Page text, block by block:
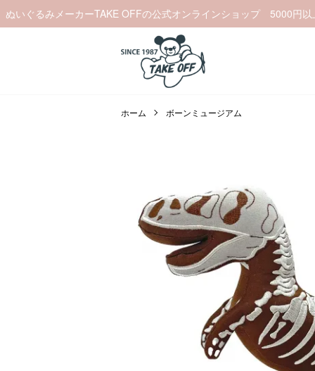
ぬいぐるみメーカーTAKE OFFの公式オンラインショップ 5000円以
ホーム ボーンミュージアム